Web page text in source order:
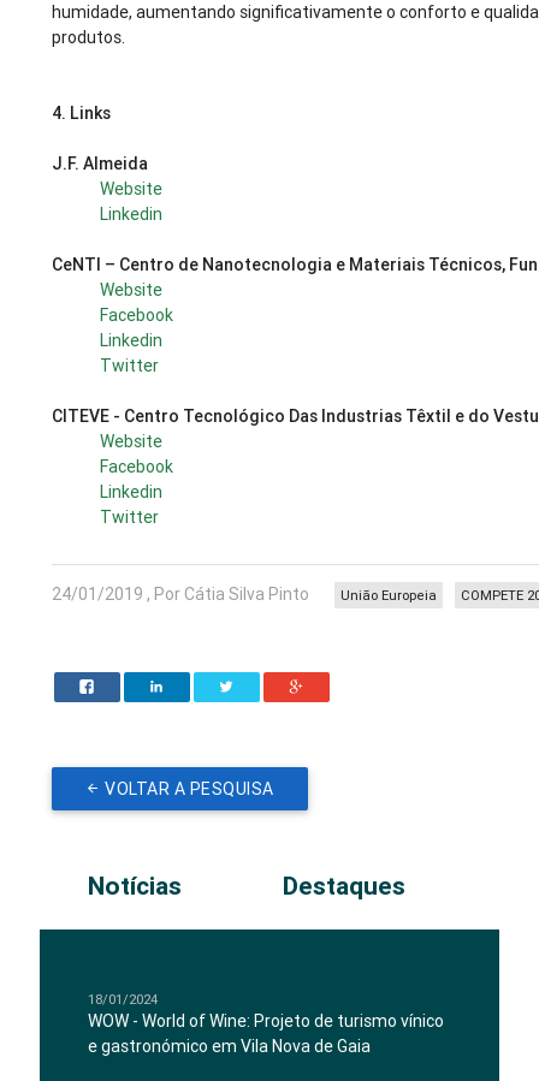
humidade, aumentando significativamente o conforto e
produtos.
4. Links
J.F. Almeida
Website
Linkedin
CeNTI – Centro de Nanotecnologia e Materiais Técnicos,
Website
Facebook
Linkedin
Twitter
CITEVE - Centro Tecnológico Das Industrias Têxtil e do
Website
Facebook
Linkedin
Twitter
24/01/2019 , Por Cátia Silva Pinto COMPETE
União Europeia
VOLTAR A PESQUISA
Notícias Destaques
18/01/2024
WOW - World of Wine: Projeto de turismo vínico
e gastronómico em Vila Nova de Gaia